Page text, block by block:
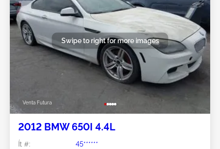
Venta Futura
Swipe to right for more images
2012 BMW 650I 4.4L
Ít #:
45******